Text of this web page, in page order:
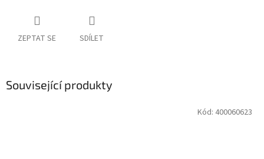
ZEPTAT SE SDÍLET
Související produkty
Kód: 400060623